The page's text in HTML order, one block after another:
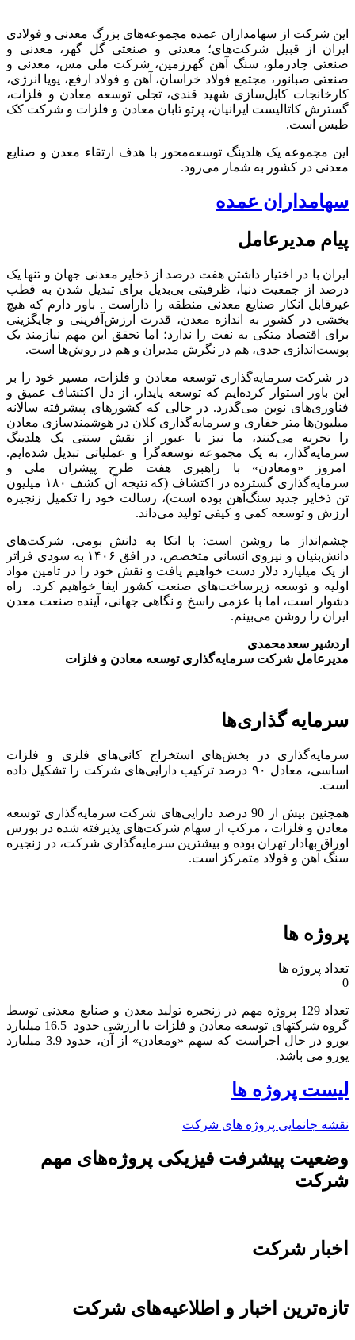
این شرکت از سهامداران عمده مجموعه‌های بزرگ معدنی و فولادی
ایران از قبیل شرکت‌های؛ معدنی و صنعتی گل گهر، معدنی و
صنعتی چادرملو، سنگ آهن گهرزمین، شرکت ملی مس، معدنی و
صنعتی صبانور، مجتمع فولاد خراسان، آهن و فولاد ارفع، پویا انرژی،
کارخانجات کابل‌سازی شهید قندی، تجلی توسعه معادن و فلزات،
گسترش کاتالیست ایرانیان، پرتو تابان معادن و فلزات و شرکت کک
طبس است.
این مجموعه یک هلدینگ توسعه‌محور با هدف ارتقاء معدن و صنایع
معدنی در کشور به شمار می‌رود.
سهامداران عمده
پیام مدیرعامل
ایران با در اختیار داشتن هفت درصد از ذخایر معدنی جهان و تنها یک
درصد از جمعیت دنیا، ظرفیتی بی‌بدیل برای تبدیل شدن به قطب
غیرقابل انکار صنایع معدنی منطقه را داراست . باور دارم که هیچ
بخشی در کشور به اندازه معدن، قدرت ارزش‌آفرینی و جایگزینی
برای اقتصاد متکی به نفت را ندارد؛ اما تحقق این مهم نیازمند یک
پوست‌اندازی جدی، هم در نگرش مدیران و هم در روش‌ها است.
در شرکت سرمایه‌گذاری توسعه معادن و فلزات، مسیر خود را بر
این باور استوار کرده‌ایم که توسعه پایدار، از دل اکتشاف عمیق و
فناوری‌های نوین می‌گذرد. در حالی که کشورهای پیشرفته سالانه
میلیون‌ها متر حفاری و سرمایه‌گذاری کلان در هوشمندسازی معادن
را تجربه می‌کنند، ما نیز با عبور از نقش سنتی یک هلدینگ
سرمایه‌گذار، به یک مجموعه توسعه‌گرا و عملیاتی تبدیل شده‌ایم.
امروز «ومعادن» با راهبری هفت طرح پیشران ملی و
سرمایه‌گذاری گسترده در اکتشاف (که نتیجه آن کشف ۱۸۰ میلیون
تن ذخایر جدید سنگ‌آهن بوده است)، رسالت خود را تکمیل زنجیره
ارزش و توسعه کمی و کیفی تولید می‌داند.
چشم‌انداز ما روشن است: با اتکا به دانش بومی، شرکت‌های
دانش‌بنیان و نیروی انسانی متخصص، در افق ۱۴۰۶ به سودی فراتر
از یک میلیارد دلار دست خواهیم یافت و نقش خود را در تامین مواد
اولیه و توسعه زیرساخت‌های صنعت کشور ایفا خواهیم کرد. راه
دشوار است، اما با عزمی راسخ و نگاهی جهانی، آینده صنعت معدن
ایران را روشن می‌بینم.
اردشیر سعدمحمدی
مدیرعامل شرکت سرمایه‌گذاری توسعه معادن و فلزات
سرمایه گذاری‌ها
سرمایه‌گذاری در بخش‌های استخراج کانی‌های فلزی و فلزات
اساسی، معادل ۹۰ درصد ترکیب دارایی‌های شرکت را تشکیل داده
است.
همچنین بیش از 90 درصد دارایی‌های شرکت سرمایه‌گذاری توسعه
معادن و فلزات ، مرکب از سهام شرکت‌های پذیرفته شده در بورس
اوراق بهادار تهران بوده و بیشترین سرمایه‌گذاری شرکت، در زنجیره
سنگ آهن و فولاد متمرکز است.
پروژه ها
تعداد پروژه ها
0
تعداد 129 پروژه مهم در زنجیره تولید معدن و صنایع معدنی توسط
گروه شرکتهای توسعه معادن و فلزات با ارزشی حدود 16.5 میلیارد
یورو در حال اجراست که سهم «ومعادن» از آن، حدود 3.9 میلیارد
یورو می باشد.​
لیست پروژه ها
نقشه جانمایی پروژه های شرکت
وضعیت پیشرفت فیزیکی پروژه‌های مهم
شرکت
اخبار شرکت
تازه‌ترین اخبار و اطلاعیه‌های شرکت